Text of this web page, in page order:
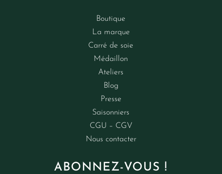
Boutique
La marque
Carré de soie
Médaillon
Ateliers
Blog
Presse
Saisonniers
CGU – CGV
Nous contacter
ABONNEZ-VOUS !